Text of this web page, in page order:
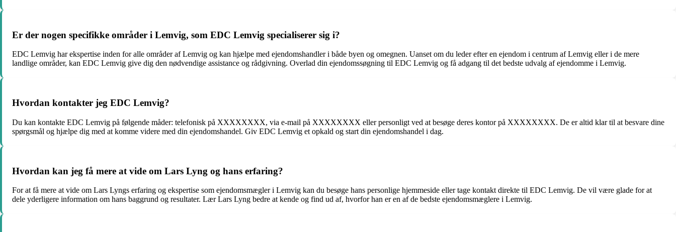
Er der nogen specifikke områder i Lemvig, som EDC Lemvig specialiserer sig i?
EDC Lemvig har ekspertise inden for alle områder af Lemvig og kan hjælpe med ejendomshandler i både byen og omegnen. Uanset om du leder efter en ejendom i centrum af Lemvig eller i de mere
landlige områder, kan EDC Lemvig give dig den nødvendige assistance og rådgivning. Overlad din ejendomssøgning til EDC Lemvig og få adgang til det bedste udvalg af ejendomme i Lemvig.
Hvordan kontakter jeg EDC Lemvig?
Du kan kontakte EDC Lemvig på følgende måder: telefonisk på XXXXXXXX, via e-mail på XXXXXXXX eller personligt ved at besøge deres kontor på XXXXXXXX. De er altid klar til at besvare dine
spørgsmål og hjælpe dig med at komme videre med din ejendomshandel. Giv EDC Lemvig et opkald og start din ejendomshandel i dag.
Hvordan kan jeg få mere at vide om Lars Lyng og hans erfaring?
For at få mere at vide om Lars Lyngs erfaring og ekspertise som ejendomsmægler i Lemvig kan du besøge hans personlige hjemmeside eller tage kontakt direkte til EDC Lemvig. De vil være glade for at
dele yderligere information om hans baggrund og resultater. Lær Lars Lyng bedre at kende og find ud af, hvorfor han er en af de bedste ejendomsmæglere i Lemvig.